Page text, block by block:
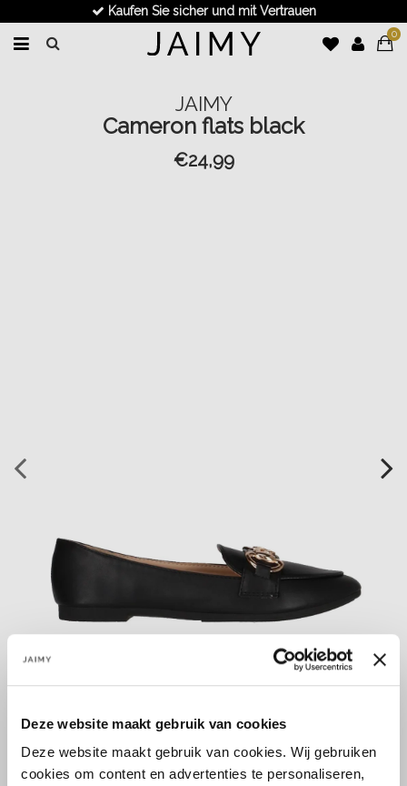
Deze website maakt gebruik van cookies
Deze website maakt gebruik van cookies. Wij gebruiken
cookies om content en advertenties te personaliseren,
Kaufen Sie sicher und mit Vertrauen
0
JAIMY
Cameron flats black
€24,99
36 37 38 40 41